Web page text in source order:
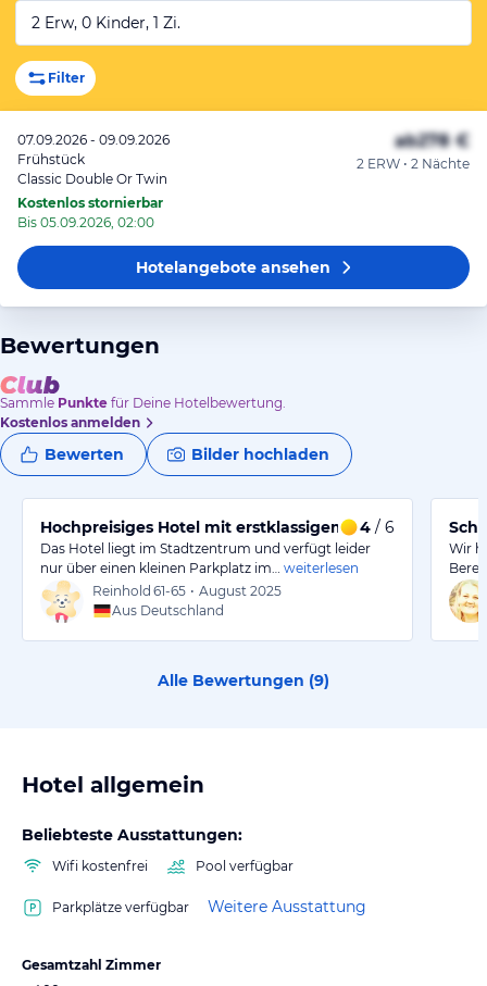
2 Erw, 0 Kinder, 1 Zi.
Filter
07.09.2026 - 09.09.2026
Frühstück
Classic Double Or Twin
Kostenlos stornierbar
Bis 05.09.2026, 02:00
ab278 €
2 ERW • 2 Nächte
Hotelangeboteansehen
Bewertungen
Sammle Punkte für Deine Hotelbewertung.
Kostenlos anmelden
Bewerten Bilder hochladen
Hochpreisiges Hotel mit erstklassigem Restaurant
4 / 6
Das Hotel liegt im Stadtzentrum und verfügt leider
nur über einen kleinen Parkplatz im…
weiterlesen
Reinhold 61-65 • August 2025
Aus Deutschland
Wir
Alle Bewertungen (9)
Hotel allgemein
Beliebteste Ausstattungen:
Wifi kostenfrei Pool verfügbar
Parkplätze verfügbar Weitere Ausstattung
Gesamtzahl Zimmer